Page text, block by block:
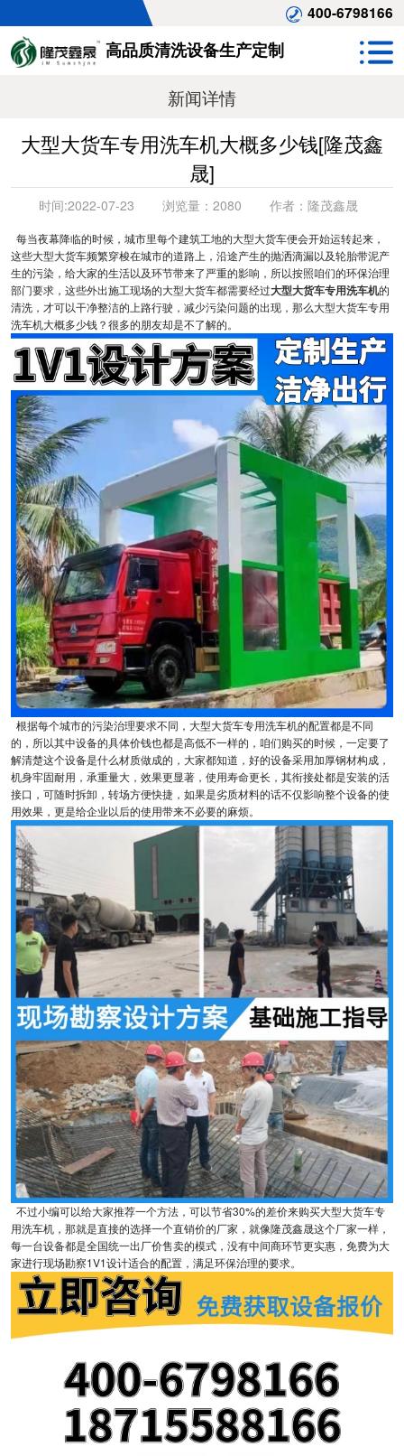
400-6798166
高品质清洗设备生产定制
新闻详情
大型大货车专用洗车机大概多少钱[隆茂鑫
晟]
时间:2022-07-23 浏览量： 2080 作者： 隆茂鑫晟
每当夜幕降临的时候，城市里每个建筑工地的大型大货车便会开始运转起来，
这些大型大货车频繁穿梭在城市的道路上，沿途产生的抛洒滴漏以及轮胎带泥产
生的污染，给大家的生活以及环节带来了严重的影响，所以按照咱们的环保治理
部门要求，这些外出施工现场的大型大货车都需要经过大型大货车专用洗车机的
清洗，才可以干净整洁的上路行驶，减少污染问题的出现，那么大型大货车专用
洗车机大概多少钱？很多的朋友却是不了解的。
根据每个城市的污染治理要求不同，大型大货车专用洗车机的配置都是不同
的，所以其中设备的具体价钱也都是高低不一样的，咱们购买的时候，一定要了
解清楚这个设备是什么材质做成的，大家都知道，好的设备采用加厚钢材构成，
机身牢固耐用，承重量大，效果更显著，使用寿命更长，其衔接处都是安装的活
接口，可随时拆卸，转场方便快捷，如果是劣质材料的话不仅影响整个设备的使
用效果，更是给企业以后的使用带来不必要的麻烦。
不过小编可以给大家推荐一个方法，可以节省30%的差价来购买大型大货车专
用洗车机，那就是直接的选择一个直销价的厂家，就像隆茂鑫晟这个厂家一样，
每一台设备都是全国统一出厂价售卖的模式，没有中间商环节更实惠，免费为大
家进行现场勘察1V1设计适合的配置，满足环保治理的要求。